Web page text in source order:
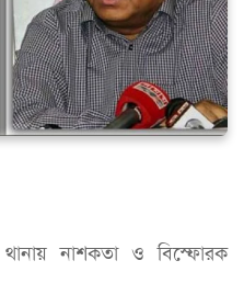
নাশকতা ও বিস্ফোরক